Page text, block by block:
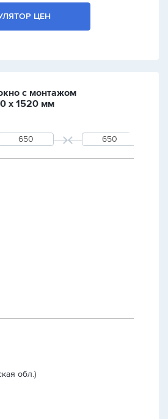
ЦЕН
с монтажом
х 1520 мм
обл.)